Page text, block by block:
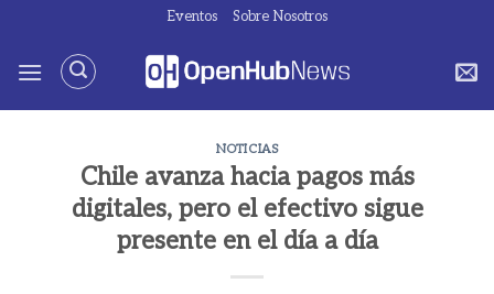
contenido
Eventos Sobre Nosotros
NOTICIAS
Chile avanza hacia pagos más
digitales, pero el efectivo sigue
presente en el día a día